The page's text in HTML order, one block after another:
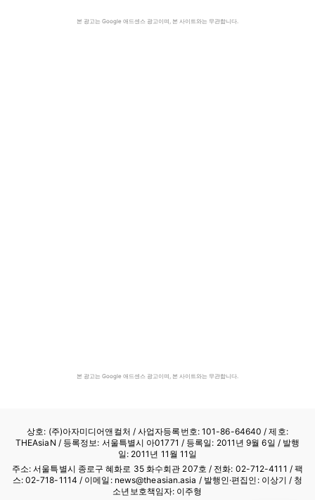
본 광고는 Google 애드센스 광고이며, 본 사이트와는 무관합니다.
본 광고는 Google 애드센스 광고이며, 본 사이트와는 무관합니다.
상호: (주)아자미디어앤컬처 /사업자등록번호: 101-86-64640 / 제호:
THEAsiaN / 등록정보: 서울특별시 아01771 / 등록일: 2011년 9월 6일 / 발행
일: 2011년 11월 11일
주소: 서울특별시 종로구 혜화로 35 화수회관 207호 / 전화: 02-712-4111 / 팩
스: 02-718-1114 / 이메일: news@theasian.asia / 발행인·편집인: 이상기 / 청
소년보호책임자: 이주형